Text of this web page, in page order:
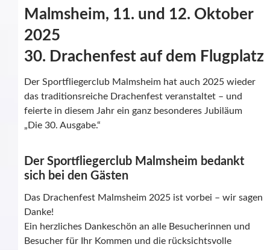
Malmsheim, 11. und 12. Oktober
2025
30. Drachenfest auf dem Flugplatz
Der Sportfliegerclub Malmsheim hat auch 2025 wieder
das traditionsreiche Drachenfest veranstaltet – und
feierte in diesem Jahr ein ganz besonderes Jubiläum
„Die 30. Ausgabe.“
Der Sportfliegerclub Malmsheim bedankt
sich bei den Gästen
Das Drachenfest Malmsheim 2025 ist vorbei – wir sagen
Danke!
Ein herzliches Dankeschön an alle Besucherinnen und
Besucher für Ihr Kommen und die rücksichtsvolle